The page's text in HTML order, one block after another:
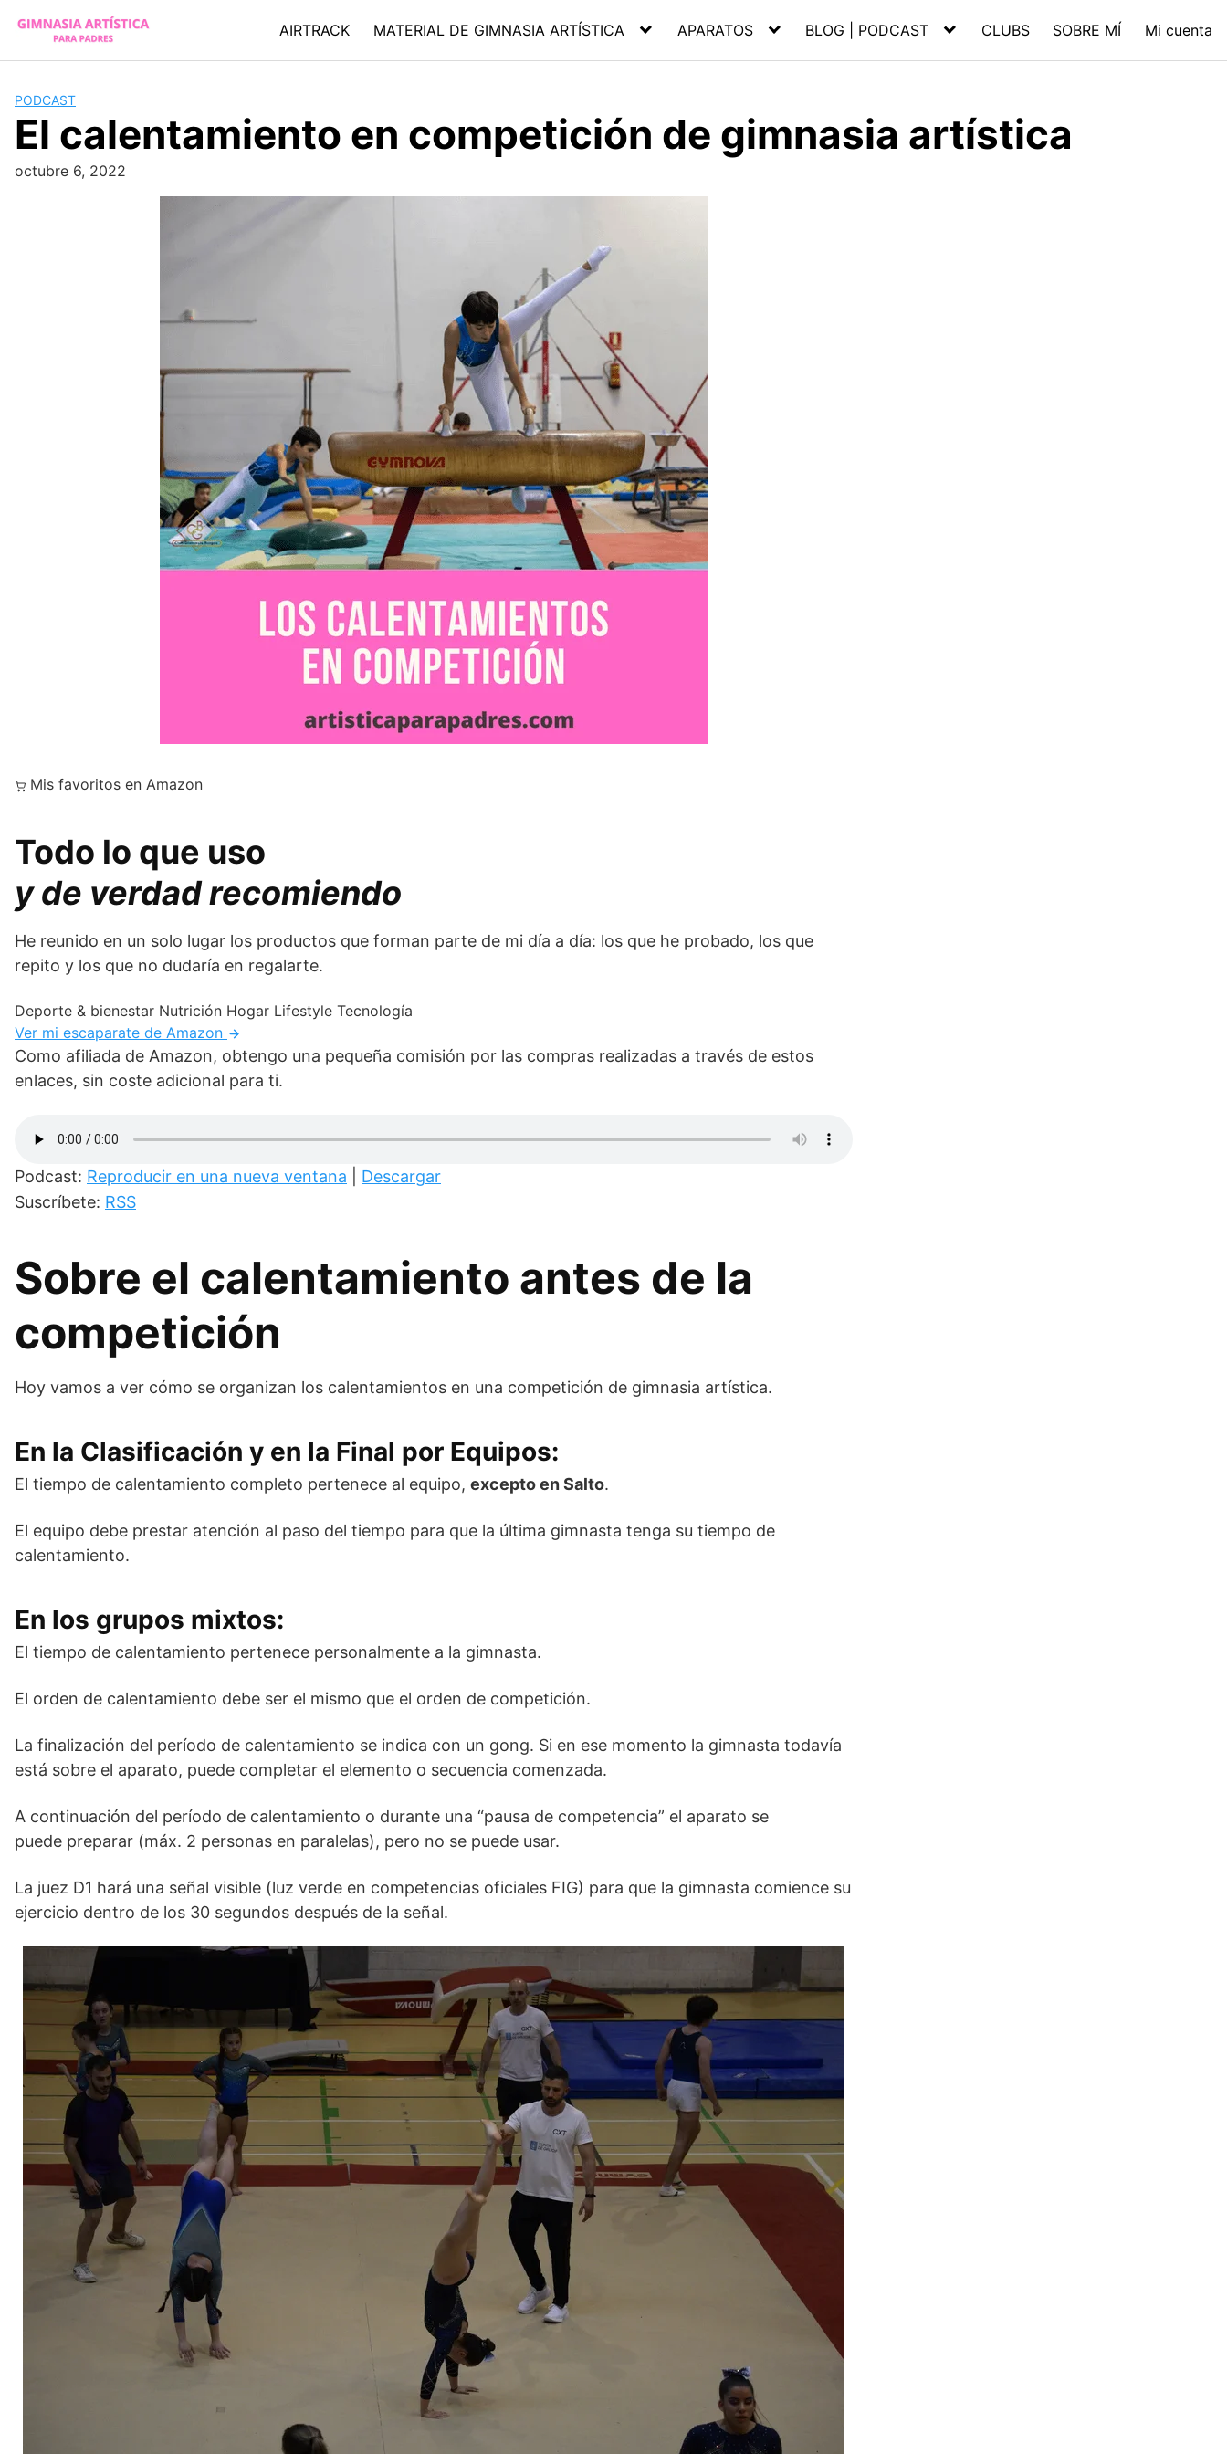
AIRTRACK MATERIAL DE GIMNASIA ARTÍSTICA APARATOS BLOG | PODCAST CLUBS SOBRE MÍ Mi cuenta
PODCAST
El calentamiento en competición de gimnasia artística
octubre 6, 2022
Mis favoritos en Amazon
Todo lo que uso
y de verdad recomiendo
He reunido en un solo lugar los productos que forman parte de mi día a día: los que he probado, los que
repito y los que no dudaría en regalarte.
Deporte & bienestar Nutrición Hogar Lifestyle Tecnología
Ver mi escaparate de Amazon
Como afiliada de Amazon, obtengo una pequeña comisión por las compras realizadas a través de estos
enlaces, sin coste adicional para ti.
Podcast: Reproducir en una nueva ventana
Descargar
Suscríbete: RSS
Sobre el calentamiento antes de la
competición
Hoy vamos a ver cómo se organizan los calentamientos en una competición de gimnasia artística.
En la Clasificación y en la Final por Equipos:
El tiempo de calentamiento completo pertenece al equipo, excepto en Salto.
El equipo debe prestar atención al paso del tiempo para que la última gimnasta tenga su tiempo de
calentamiento.
En los grupos mixtos:
El tiempo de calentamiento pertenece personalmente a la gimnasta.
El orden de calentamiento debe ser el mismo que el orden de competición.
La finalización del período de calentamiento se indica con un gong. Si en ese momento la gimnasta todavía
está sobre el aparato, puede completar el elemento o secuencia comenzada.
A continuación del período de calentamiento o durante una “pausa de competencia” el aparato se
puede preparar (máx. 2 personas en paralelas), pero no se puede usar.
La juez D1 hará una señal visible (luz verde en competencias oficiales FIG) para que la gimnasta comience su
ejercicio dentro de los 30 segundos después de la señal.